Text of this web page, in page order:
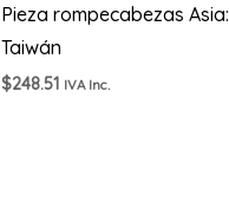
Pieza rompecabezas Asia:
Taiwán
$248.51 IVA Inc.